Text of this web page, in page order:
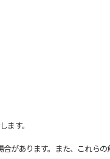
ます。
あります。また、これらの